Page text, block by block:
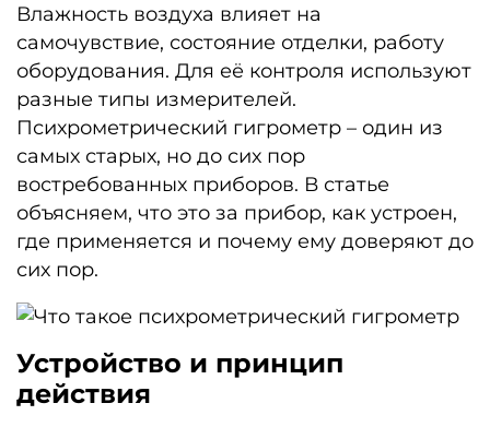
Влажность воздуха влияет на
самочувствие, состояние отделки, работу
оборудования. Для её контроля используют
разные типы измерителей.
Психрометрический гигрометр – один из
самых старых, но до сих пор
востребованных приборов. В статье
объясняем, что это за прибор, как устроен,
где применяется и почему ему доверяют до
сих пор.
Устройство и принцип
действия